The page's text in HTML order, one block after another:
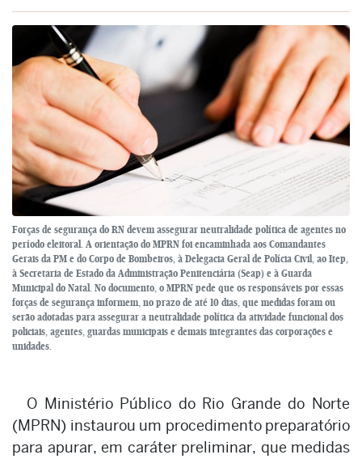
Forças de segurança do RN devem assegurar neutralidade política de agentes no
período eleitoral. A orientação do MPRN foi encaminhada aos Comandantes
Gerais da PM e do Corpo de Bombeiros, à Delegacia Geral de Polícia Civil, ao Itep,
à Secretaria de Estado da Administração Penitenciária (Seap) e à Guarda
Municipal do Natal. No documento, o MPRN pede que os responsáveis por essas
forças de segurança informem, no prazo de até 10 dias, que medidas foram ou
serão adotadas para assegurar a neutralidade política da atividade funcional dos
policiais, agentes, guardas municipais e demais integrantes das corporações e
unidades.
O Ministério Público do Rio Grande do Norte
(MPRN) instaurou um procedimento preparatório
para apurar, em caráter preliminar, que medidas